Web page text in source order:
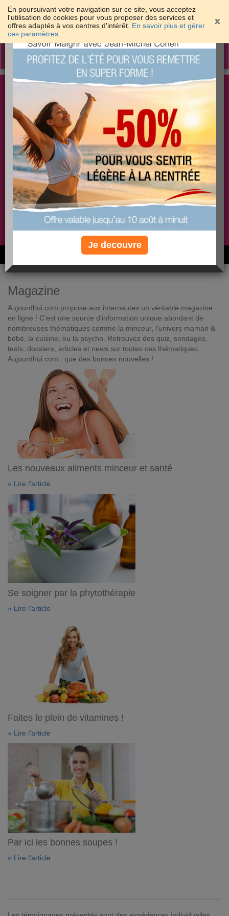
En poursuivant votre navigation sur ce site, vous acceptez
l'utilisation de cookies pour vous proposer des services et
offres adaptés à vos centres d'intérêt. En savoir plus et gérer
ces paramètres.
Toggle
Les meilleures solutions pour maigrir et être bien
dans sa peau
PLUS
EFFICACE
PLUS
SANTÉ
PLUS
COACHING
Non, je préfère le régime gratuit
6M de personnes ont maigri et réappris à manger avec nous
Magazine
Aujourdhui.com propose aux internautes un véritable magazine
en ligne ! C'est une source d'information unique abordant de
nombreuses thématiques comme la minceur, l'univers maman &
bébé, la cuisine, ou la psycho. Retrouvez des quiz, sondages,
tests, dossiers, articles et news sur toutes ces thématiques.
Aujourdhui.com : que des bonnes nouvelles !
Les nouveaux aliments minceur et santé
» Lire l'article
Se soigner par la phytothérapie
» Lire l'article
Faites le plein de vitamines !
» Lire l'article
Par ici les bonnes soupes !
» Lire l'article
×
Je decouvre